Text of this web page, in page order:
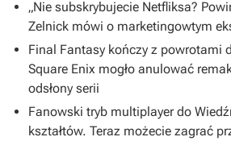
„Nie subskrybujecie Netfliksa?
Zelnick mówi o marketingowtym
Final Fantasy kończy z powrotami
Square Enix mogło anulować
odsłony serii
Fanowski tryb multiplayer do
kształtów. Teraz możecie zagrać